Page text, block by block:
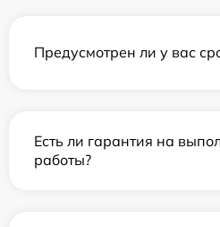
Предусмотрен ли у вас
Есть ли гарантия на
работы?